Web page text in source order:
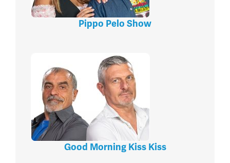
Pippo Pelo Show
Good Morning Kiss Kiss